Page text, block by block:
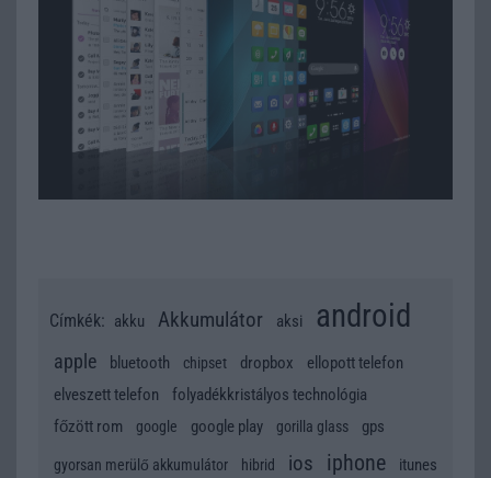
Címkék: akku Akkumulátor aksi android
apple bluetooth chipset dropbox
ellopott telefon
elveszett telefon
folyadékkristályos technológia
főzött rom
google google play gorilla glass gps
gyorsan merülő akkumulátor hibrid ios iphone itunes